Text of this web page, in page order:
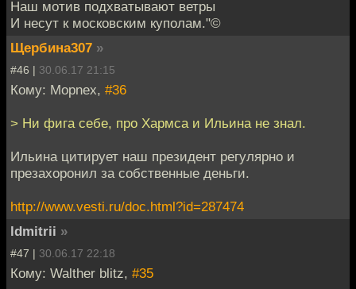
Наш мотив подхватывают ветры
И несут к московским куполам."©
Щербина307 »
#46 | 30.06.17 21:15
Кому: Mоpnex, #36
> Ни фига себе, про Хармса и Ильина не знал.
Ильина цитирует наш президент регулярно и
презахоронил за собственные деньги.
http://www.vesti.ru/doc.html?id=287474
ldmitrii »
#47 | 30.06.17 22:18
Кому: Walther blitz, #35